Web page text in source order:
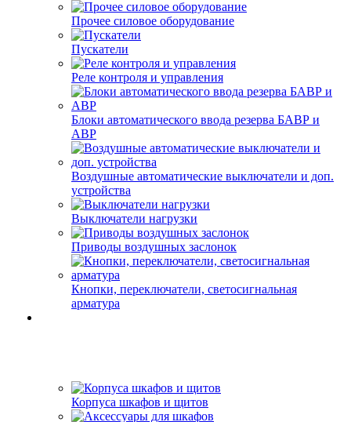
Прочее силовое оборудование
Пускатели
Реле контроля и управления
Блоки автоматического ввода резерва БАВР и
АВР
Воздушные автоматические выключатели и доп.
устройства
Выключатели нагрузки
Приводы воздушных заслонок
Кнопки, переключатели, светосигнальная
арматура
Корпуса шкафов и щитов